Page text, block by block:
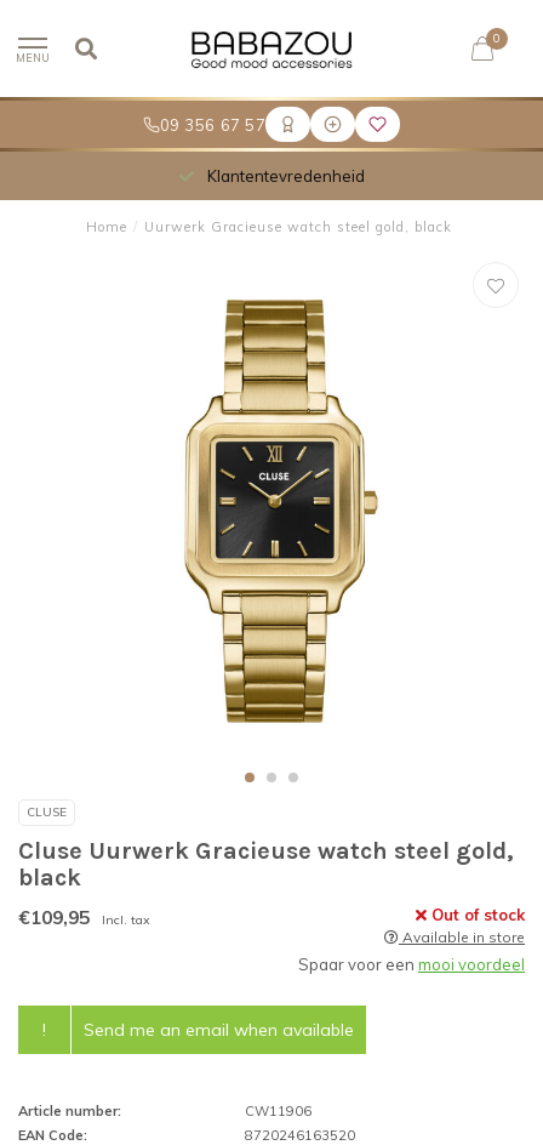
09 356 67 57
MENU
0
Klantentevredenheid
Home / Uurwerk Gracieuse watch steel gold, black
CLUSE
Cluse Uurwerk Gracieuse watch steel gold,
black
€109,95 Incl. tax Out of stock
Available in store
Spaar voor een mooi voordeel
! Send me an email when available
Article number:
CW11906
EAN Code:
8720246163520